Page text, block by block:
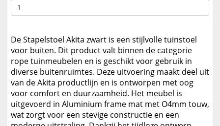
De Stapelstoel Akita zwart is een stijlvolle tuinstoel
voor buiten. Dit product valt binnen de categorie
rope tuinmeubelen en is geschikt voor gebruik in
diverse buitenruimtes. Deze uitvoering maakt deel uit
van de Akita productlijn en is ontworpen met oog
voor comfort en duurzaamheid. Het meubel is
uitgevoerd in Aluminium frame mat met O4mm touw,
wat zorgt voor een stevige constructie en een